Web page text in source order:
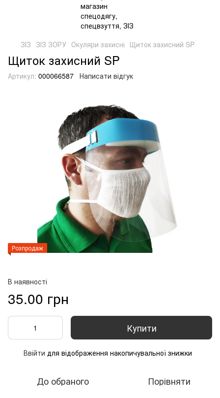
ЗІЗ ЗІЗ ЗОРУ Окуляри захисні Щиток захисний SP
Щиток захисний SP
Артикул: 000066587 Написати відгук
Розпродаж
В наявності
35.00 грн
Купити
Ввійти для відображення накопичувальної знижки
До обраного Порівняти